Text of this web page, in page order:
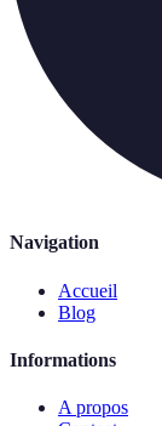
Navigation
Accueil
Blog
Informations
A propos